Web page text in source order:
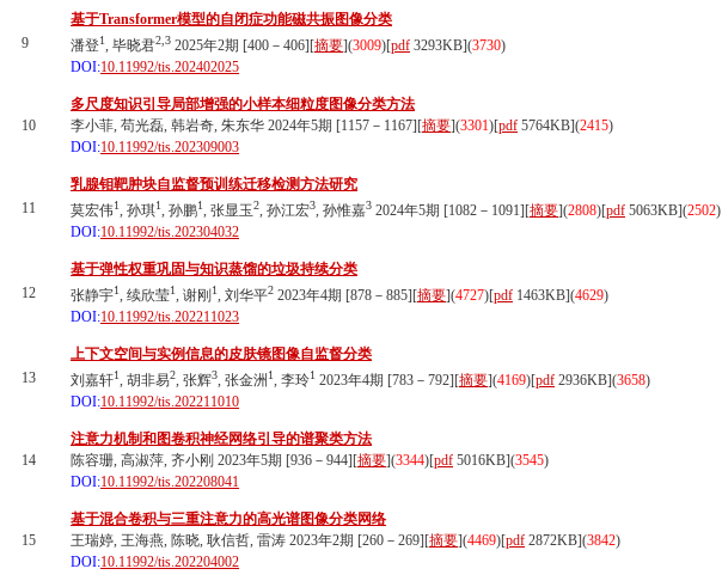
9
基于Transformer模型的自闭症功能磁共振图像分类
潘登1, 毕晓君2,3 2025年2期 [400－406][摘要](3009)[pdf 3293KB](3730)
DOI:10.11992/tis.202402025
10
多尺度知识引导局部增强的小样本细粒度图像分类方法
李小菲, 苟光磊, 韩岩奇, 朱东华 2024年5期 [1157－1167][摘要](3301)[pdf 5764KB](2415)
DOI:10.11992/tis.202309003
11
乳腺钼靶肿块自监督预训练迁移检测方法研究
莫宏伟1, 孙琪1, 孙鹏1, 张显玉2, 孙江宏3, 孙惟嘉3 2024年5期 [1082－1091][摘要](2808)[pdf 5063KB](2502)
DOI:10.11992/tis.202304032
12
基于弹性权重巩固与知识蒸馏的垃圾持续分类
张静宇1, 续欣莹1, 谢刚 1, 刘华平2 2023年4期 [878－885][摘要](4727)[pdf 1463KB](4629)
DOI:10.11992/tis.202211023
13
上下文空间与实例信息的皮肤镜图像自监督分类
刘嘉轩1, 胡非易2, 张辉3, 张金洲 1, 李玲1 2023年4期 [783－792][摘要](4169)[pdf 2936KB](3658)
DOI:10.11992/tis.202211010
14
注意力机制和图卷积神经网络引导的谱聚类方法
陈容珊, 高淑萍, 齐小刚 2023年5期 [936－944][摘要](3344)[pdf 5016KB](3545)
DOI:10.11992/tis.202208041
15
基于混合卷积与三重注意力的高光谱图像分类网络
王瑞婷, 王海燕, 陈晓, 耿信哲, 雷涛 2023年2期 [260－269][摘要](4469)[pdf 2872KB](3842)
DOI:10.11992/tis.202204002